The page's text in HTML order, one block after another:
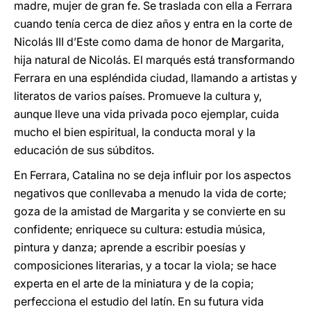
madre, mujer de gran fe. Se traslada con ella a Ferrara
cuando tenía cerca de diez años y entra en la corte de
Nicolás III d’Este como dama de honor de Margarita,
hija natural de Nicolás. El marqués está transformando
Ferrara en una espléndida ciudad, llamando a artistas y
literatos de varios países. Promueve la cultura y,
aunque lleve una vida privada poco ejemplar, cuida
mucho el bien espiritual, la conducta moral y la
educación de sus súbditos.
En Ferrara, Catalina no se deja influir por los aspectos
negativos que conllevaba a menudo la vida de corte;
goza de la amistad de Margarita y se convierte en su
confidente; enriquece su cultura: estudia música,
pintura y danza; aprende a escribir poesías y
composiciones literarias, y a tocar la viola; se hace
experta en el arte de la miniatura y de la copia;
perfecciona el estudio del latín. En su futura vida